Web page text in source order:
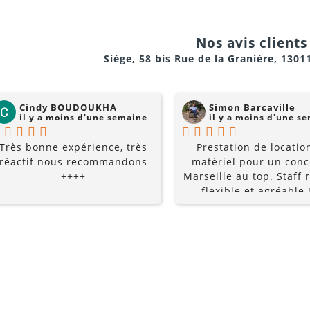
chercher ailleurs? Je
recommande fortement
Nos avis clients
Siège, 58 bis Rue de la Granière,
Cindy BOUDOUKHA
il y a moins d'une semaine
Très bonne expérience, très
réactif nous recommandons
++++
Simon Barcaville
il y a moins d'une
Prestation de
matériel pour un
Marseille au top. Staff
flexible et agréable !
recommande à